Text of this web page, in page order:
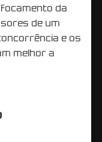
da
de um
e os
melhor a